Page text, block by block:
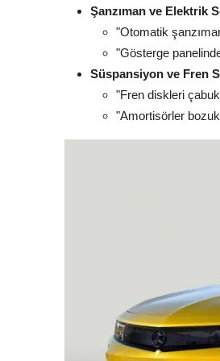
Şanzıman ve Elektrik
"Otomatik
"Gösterge
Süspansiyon ve Fren
"Fren diskleri
"Amortisörler